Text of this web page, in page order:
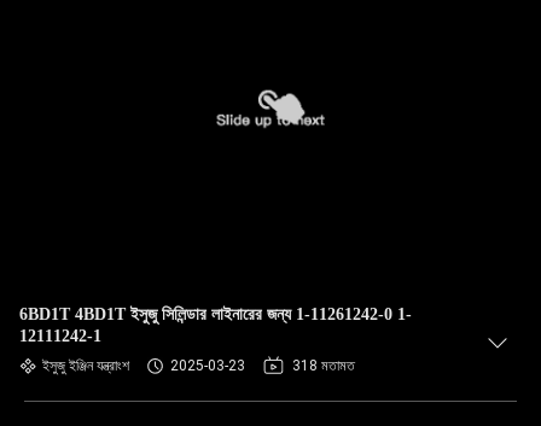
6BD1T 4BD1T ইসুজু সিলিন্ডার লাইনারের জন্য 1-11261242-0 1-
12111242-1
ইসুজু ইঞ্জিন যন্ত্রাংশ 2025-03-23 318 মতামত